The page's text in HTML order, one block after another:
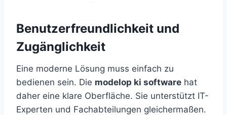
Benutzerfreundlichkeit und
Zugänglichkeit
Eine moderne Lösung muss einfach zu
bedienen sein. Die modelop ki software hat
daher eine klare Oberfläche. Sie unterstützt IT-
Experten und Fachabteilungen gleichermaßen.